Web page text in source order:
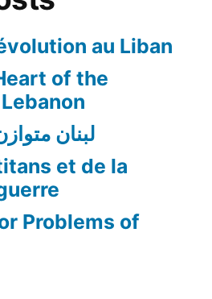
au Liban
of the
لبنان
et de la
Problems of